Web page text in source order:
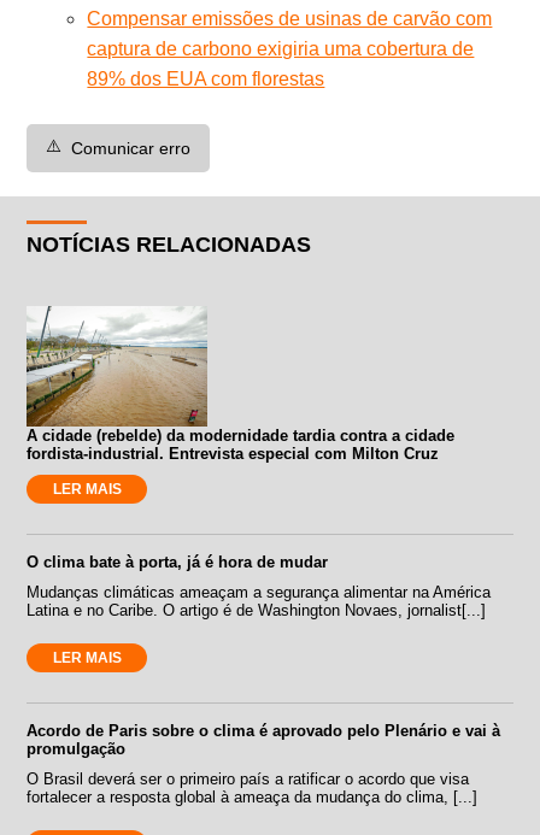
Compensar emissões de usinas de carvão com
captura de carbono exigiria uma cobertura de
89% dos EUA com florestas
⚠️ Comunicar erro
NOTÍCIAS RELACIONADAS
A cidade (rebelde) da modernidade tardia contra a cidade
fordista-industrial. Entrevista especial com Milton Cruz
LER MAIS
O clima bate à porta, já é hora de mudar
Mudanças climáticas ameaçam a segurança alimentar na América
Latina e no Caribe. O artigo é de Washington Novaes, jornalist[...]
LER MAIS
Acordo de Paris sobre o clima é aprovado pelo Plenário e vai à
promulgação
O Brasil deverá ser o primeiro país a ratificar o acordo que visa
fortalecer a resposta global à ameaça da mudança do clima, [...]